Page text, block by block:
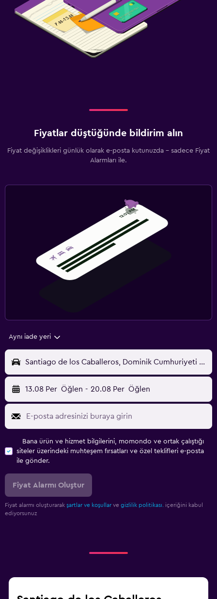
Fiyatlar düştüğünde bildirim alın
Fiyat değişiklikleri günlük olarak e-posta kutunuzda - sadece Fiyat
Alarmları ile.
Aynı iade yeri
Santiago de los Caballeros, Dominik Cumhuriyeti - Santiago (STI)
13.08 Per Öğlen - 20.08 Per Öğlen
Bana ürün ve hizmet bilgilerini, momondo ve ortak çalıştığı
siteler üzerindeki muhteşem fırsatları ve özel teklifleri e-posta
ile gönder.
Fiyat Alarmı Oluştur
Fiyat alarmı oluşturarak şartlar ve koşullar ve gizlilik politikası. içeriğini kabul
ediyorsunuz